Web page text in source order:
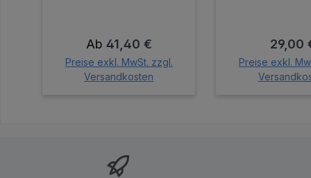
Regulärer Preis:
Ab 41,40 €
Preise exkl. MwSt. zzgl.
Versandkosten
29,00
Preise exkl.